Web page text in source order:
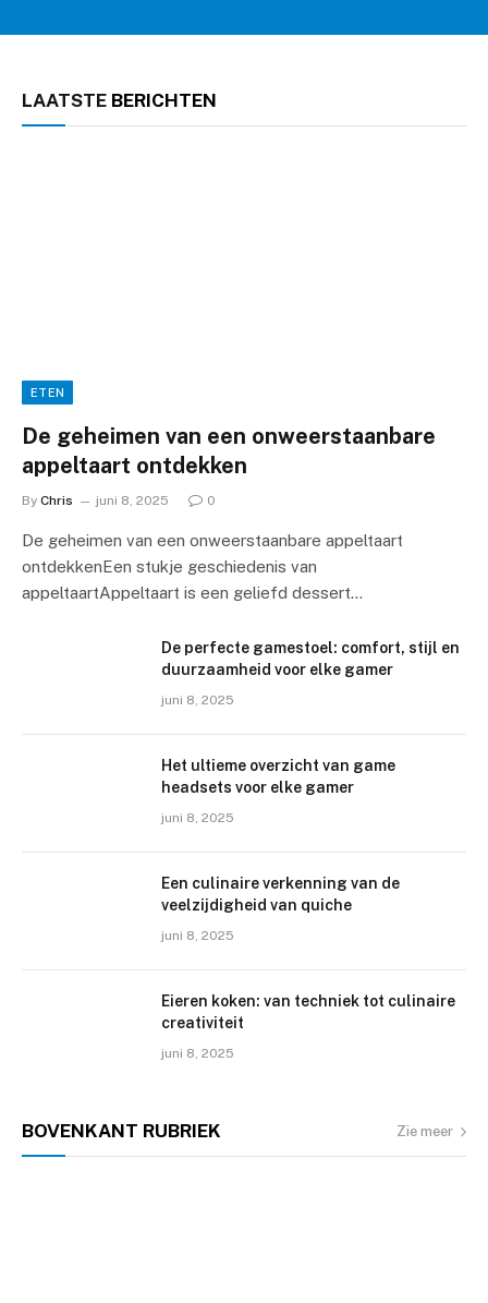
LAATSTE BERICHTEN
ETEN
De geheimen van een onweerstaanbare
appeltaart ontdekken
By Chris juni 8, 2025 0
De geheimen van een onweerstaanbare appeltaart
ontdekkenEen stukje geschiedenis van
appeltaartAppeltaart is een geliefd dessert…
De perfecte gamestoel: comfort, stijl en
duurzaamheid voor elke gamer
juni 8, 2025
Het ultieme overzicht van game
headsets voor elke gamer
juni 8, 2025
Een culinaire verkenning van de
veelzijdigheid van quiche
juni 8, 2025
Eieren koken: van techniek tot culinaire
creativiteit
juni 8, 2025
BOVENKANT RUBRIEK Zie meer